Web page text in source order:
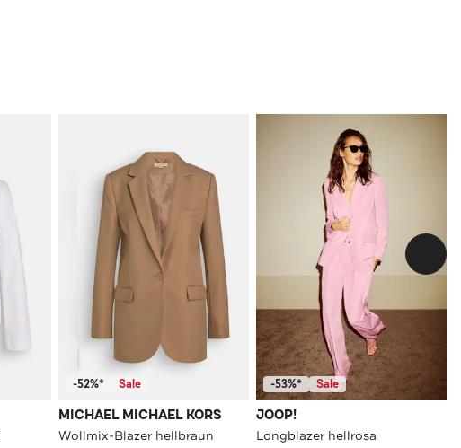
-52%* Sale
MICHAEL MICHAEL KORS
Wollmix-Blazer hellbraun
-53%* Sale
JOOP!
Longblazer hellrosa